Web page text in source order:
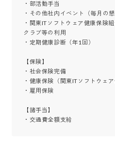
・部活動手当
・その他社内イベント（毎月の
・関東ITソフトウェア健康保険
クラブ等の利用
・定期健康診断（年1回）
【保険】
・社会保険完備
・健康保険（関東ITソフトウェア
・雇用保険
【諸手当】
・交通費全額支給